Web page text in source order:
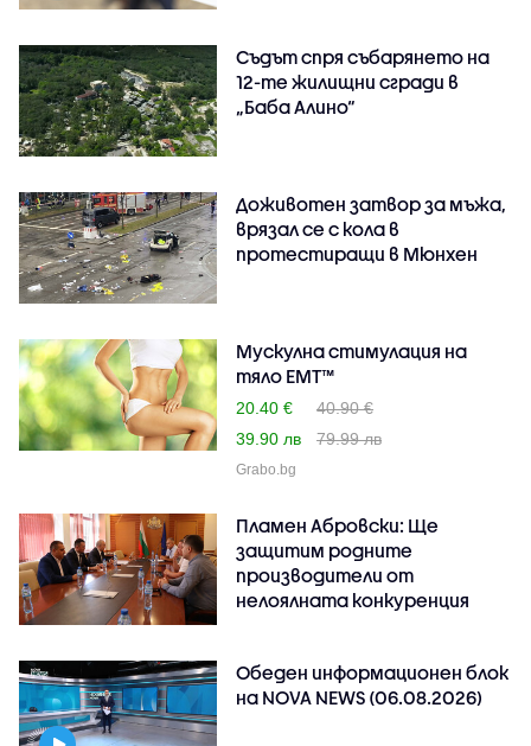
Съдът спря събарянето на
12-те жилищни сгради в
„Баба Алино“
Доживотен затвор за мъжа,
врязал се с кола в
протестиращи в Мюнхен
Mускулна стимулация на
тяло EMT™
20.40 €
40.90 €
39.90 лв
79.99 лв
Grabo.bg
Пламен Абровски: Ще
защитим родните
производители от
нелоялната конкуренция
Обеден информационен блок
на NOVA NEWS (06.08.2026)